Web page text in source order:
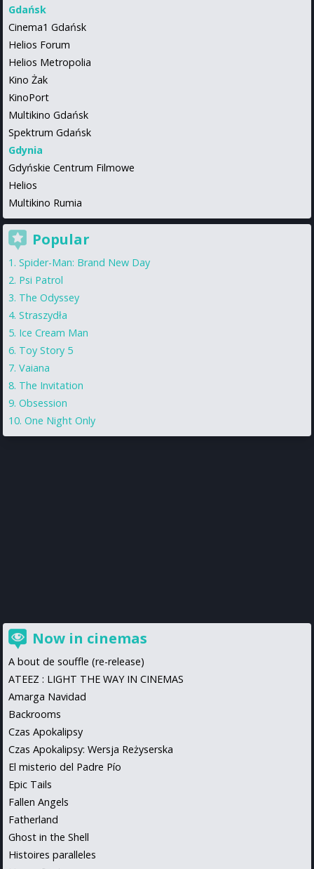
Gdańsk
Cinema1 Gdańsk
Helios Forum
Helios Metropolia
Kino Żak
KinoPort
Multikino Gdańsk
Spektrum Gdańsk
Gdynia
Gdyńskie Centrum Filmowe
Helios
Multikino Rumia
Popular
Spider-Man: Brand New Day
Psi Patrol
The Odyssey
Straszydła
Ice Cream Man
Toy Story 5
Vaiana
The Invitation
Obsession
One Night Only
Now in cinemas
A bout de souffle (re-release)
ATEEZ : LIGHT THE WAY IN CINEMAS
Amarga Navidad
Backrooms
Czas Apokalipsy
Czas Apokalipsy: Wersja Reżyserska
El misterio del Padre Pío
Epic Tails
Fallen Angels
Fatherland
Ghost in the Shell
Histoires paralleles